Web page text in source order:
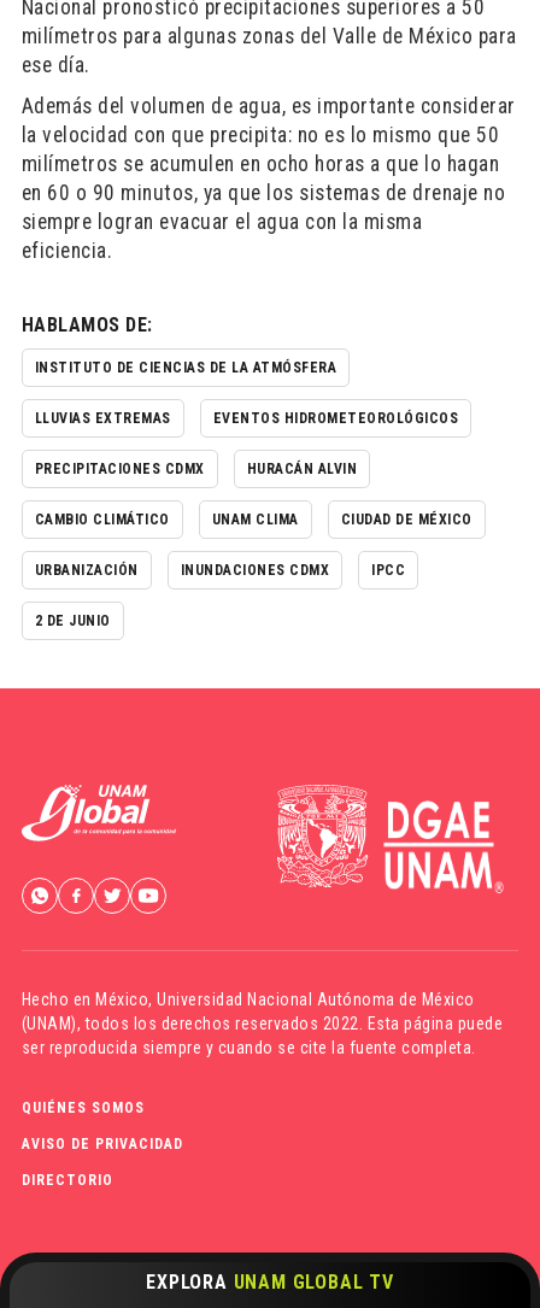
EXPLORA UNAM GLOBAL TV
Nacional pronosticó precipitaciones superiores a 50
milímetros para algunas zonas del Valle de México para
ese día.
Además del volumen de agua, es importante considerar
la velocidad con que precipita: no es lo mismo que 50
milímetros se acumulen en ocho horas a que lo hagan
en 60 o 90 minutos, ya que los sistemas de drenaje no
siempre logran evacuar el agua con la misma
eficiencia.
HABLAMOS DE:
INSTITUTO DE CIENCIAS DE LA ATMÓSFERA
LLUVIAS EXTREMAS EVENTOS HIDROMETEOROLÓGICOS
PRECIPITACIONES CDMX HURACÁN ALVIN
CAMBIO CLIMÁTICO UNAM CLIMA CIUDAD DE MÉXICO
URBANIZACIÓN INUNDACIONES CDMX IPCC
2 DE JUNIO
Hecho en México,Universidad Nacional Autónoma de México
(UNAM), todos los derechos reservados 2022. Esta página puede
ser reproducida siempre y cuando se cite la fuente completa.
QUIÉNES SOMOS
AVISO DE PRIVACIDAD
DIRECTORIO